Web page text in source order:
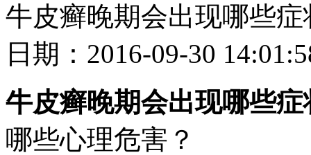
牛皮癣晚期会出现哪些症
日期：2016-09-30
牛皮癣晚期会出现哪些症
哪些心理危害？